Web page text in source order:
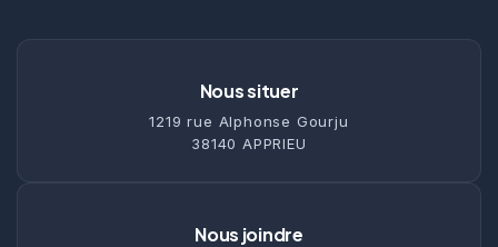
Nous situer
1219 rue Alphonse Gourju
38140 APPRIEU
Nous joindre